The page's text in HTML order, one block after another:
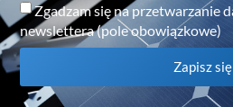
Zgadzam się na przetwarzanie
newslettera (pole obowiązkowe)
Zapisz się